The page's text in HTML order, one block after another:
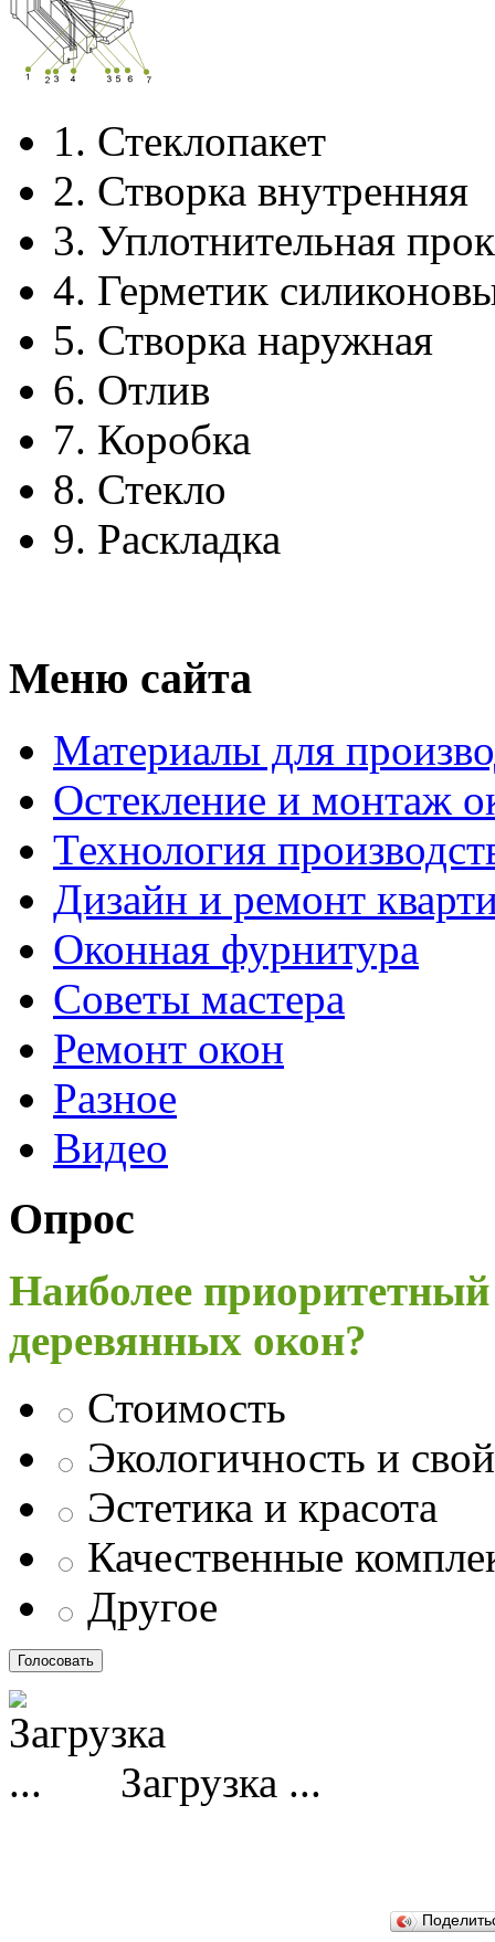
1. Стеклопакет
2. Створка внутренняя
3. Уплотнительная
4. Герметик
5. Створка наружная
6. Отлив
7. Коробка
8. Стекло
9. Раскладка
Меню сайта
Материалы для
Остекление и монтаж
Технология
Дизайн и ремонт
Оконная фурнитура
Советы мастера
Ремонт окон
Разное
Видео
Опрос
Наиболее
деревянных окон?
Стоимость
Экологичность и
Эстетика и красота
Качественные
Другое
Загрузка ...